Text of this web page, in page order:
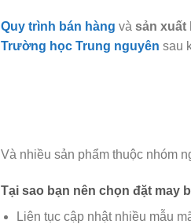
Quy trình bán hàng và sản xuất
Trường học Trung nguyên sau
Và nhiều sản phẩm thuộc nhóm
Tại sao bạn nên chọn đặt may
Liên tục cập nhật nhiều mẫu